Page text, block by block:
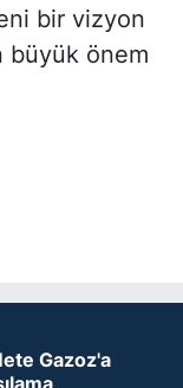
bir vizyon
büyük önem
Gazoz'a